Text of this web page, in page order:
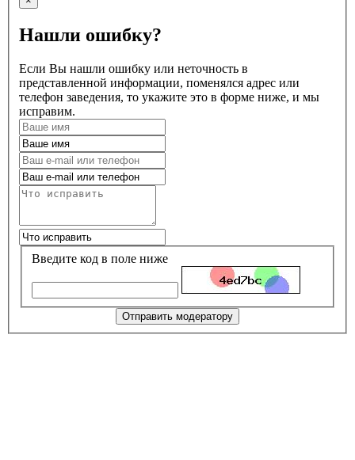
Нашли ошибку?
Если Вы нашли ошибку или неточность в
представленной информации, поменялся адрес или
телефон заведения, то укажите это в форме ниже, и мы
исправим.
Введите код в поле ниже
Отправить модератору